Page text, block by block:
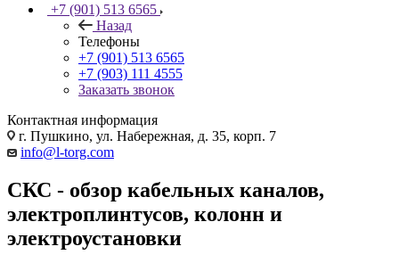
+7 (901) 513 6565
Назад
Телефоны
+7 (901) 513 6565
+7 (903) 111 4555
Заказать звонок
Контактная информация
г. Пушкино, ул. Набережная, д. 35, корп. 7
info@l-torg.com
СКС - обзор кабельных каналов,
электроплинтусов, колонн и
электроустановки